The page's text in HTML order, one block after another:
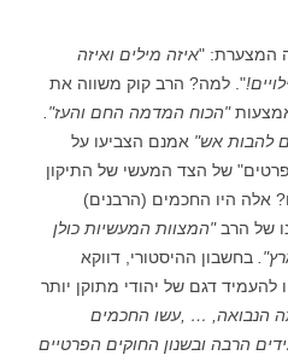
המצערת: "איזה מילים ואיזה
". למה? הרב קוק משווה את
"הכוח המדמה החם והעז".
להבות אש" אמנם הצביעו על
של הצד המעשי של התיקון
אלה היו החכמים (הרבנים)
של הרב"המצוות המעשיות כולן
בחשבון ההיסטורי, דווקא
דגם של יהודי מתוקן יותר
הנבואה, … ,עשו החכמים
הרבה ובשנון החוקים הפרטיים